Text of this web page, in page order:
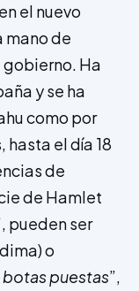
el nuevo
mano de
gobierno. Ha
y se ha
como por
el día 18
de
de Hamlet
pueden ser
o
botas puestas”,